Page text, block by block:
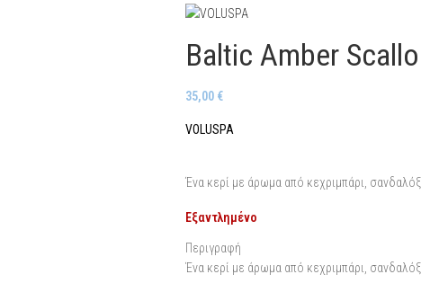
Baltic Amber
35,00 €
VOLUSPA
Ένα κερί με άρωμα από κεχριμπάρι,
Εξαντλημένο
Περιγραφή
Ένα κερί με άρωμα από κεχριμπάρι,